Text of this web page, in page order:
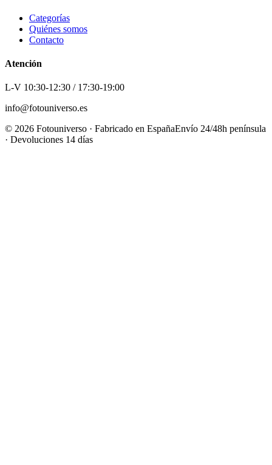
Categorías
Quiénes somos
Contacto
Atención
L-V 10:30-12:30 / 17:30-19:00
info@fotouniverso.es
© 2026 Fotouniverso · Fabricado en EspañaEnvío 24/48h península
· Devoluciones 14 días